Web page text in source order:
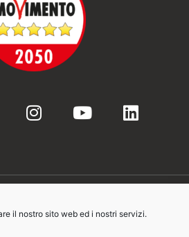
il nostro sito web ed i nostri servizi.